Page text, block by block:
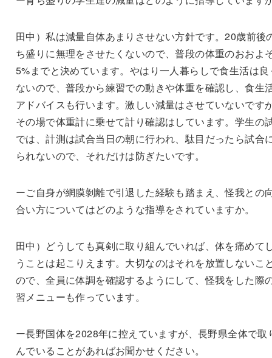
田中）私は減量自体あまりさせない方針です。20歳前後
ち盛りに無理をさせたくないので、普段の体重のおおよ
5%までと決めています。やはり一人暮らしで食生活は良
ないので、普段から練習での動きや体重を確認し、食生
アドバイスも行います。激しい減量はさせていないです
その場で体重計に乗せて計り確認はしています。学生の
では、計測は試合当日の朝に行われ、駄目だったら試合
られないので、それだけは防ぎたいです。
ーご自身が網膜剝離で引退した経験も踏まえ、怪我との
合い方についてはどのような指導をされていますか。
田中）どうしても真剣に取り組んでいれば、体を痛めて
うことは起こりえます。大切なのはそれを放置しないこ
ので、全員に体調を確認するようにして、怪我をした際
習メニューも作っています。
ー長野国体を2028年に控えていますが、長野県全体で取
んでいることがあればお聞かせください。